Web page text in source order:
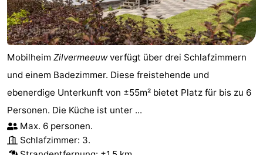
Mobilheim Zilvermeeuwverfügt über drei Schlafzimmern
und einem Badezimmer. Diese freistehende und
ebenerdige Unterkunft von ±55m² bietet Platz für bis zu 6
Personen. Die Küche ist unter ...
Max. 6 personen.
Schlafzimmer: 3.